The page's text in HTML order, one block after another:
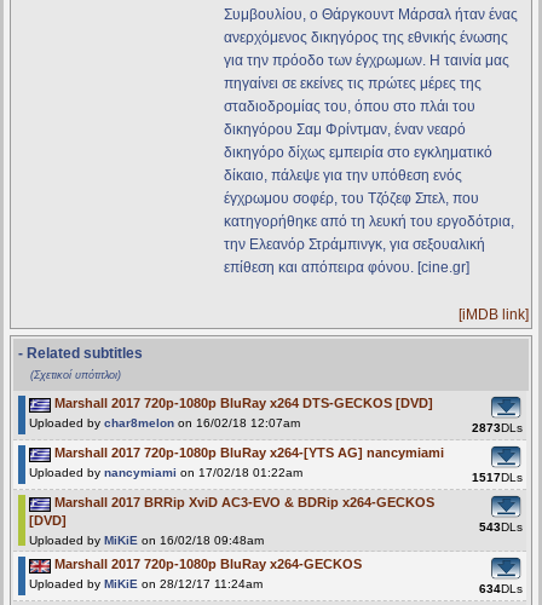
Συμβουλίου, ο Θάργκουντ Μάρσαλ ήταν ένας
ανερχόμενος δικηγόρος της εθνικής ένωσης
για την πρόοδο των έγχρωμων. Η ταινία μας
πηγαίνει σε εκείνες τις πρώτες μέρες της
σταδιοδρομίας του, όπου στο πλάι του
δικηγόρου Σαμ Φρίντμαν, έναν νεαρό
δικηγόρο δίχως εμπειρία στο εγκληματικό
δίκαιο, πάλεψε για την υπόθεση ενός
έγχρωμου σοφέρ, του Τζόζεφ Σπελ, που
κατηγορήθηκε από τη λευκή του εργοδότρια,
την Ελεανόρ Στράμπινγκ, για σεξουαλική
επίθεση και απόπειρα φόνου. [cine.gr]
[iMDB link]
- Related subtitles
(Σχετικοί υπότιτλοι)
Marshall 2017 720p-1080p BluRay x264 DTS-GECKOS [DVD]
Uploaded by char8melon on 16/02/18 12:07am 2873DLs
Marshall 2017 720p-1080p BluRay x264-[YTS AG] nancymiami
Uploaded by nancymiami on 17/02/18 01:22am 1517DLs
Marshall 2017 BRRip XviD AC3-EVO & BDRip x264-GECKOS
[DVD]
Uploaded by MiKiE on 16/02/18 09:48am
543DLs
Marshall 2017 720p-1080p BluRay x264-GECKOS
Uploaded by MiKiE on 28/12/17 11:24am 634DLs